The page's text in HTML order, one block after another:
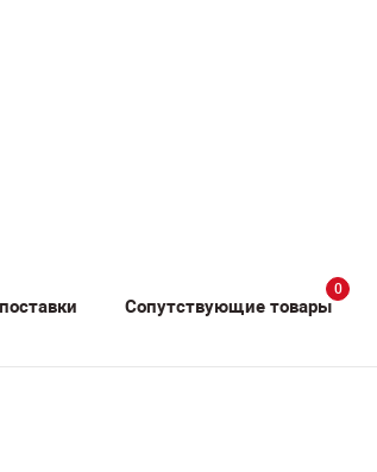
Сопутствующие товары
0